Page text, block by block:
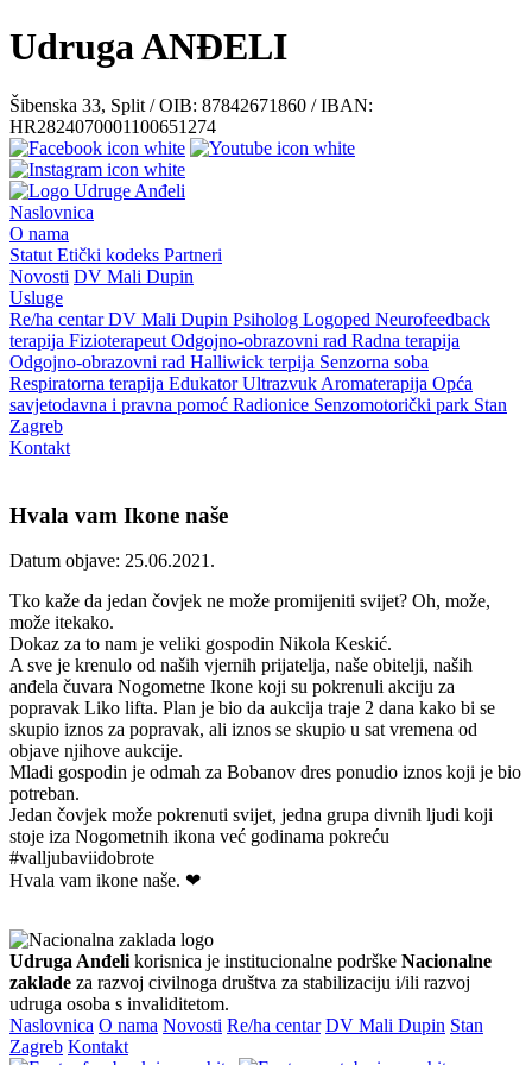
Udruga ANĐELI
Šibenska 33, Split / OIB: 87842671860 / IBAN:
HR2824070001100651274
Naslovnica
O nama
Statut Etički kodeks Partneri
Novosti DV Mali Dupin
Usluge
Re/ha centarDV Mali Dupin Psiholog Logoped Neurofeedback
terapija Fizioterapeut Odgojno-obrazovni rad Radna terapija
Odgojno-obrazovni rad Halliwick terpija Senzorna soba
Respiratorna terapija EdukatorUltrazvuk Aromaterapija Opća
savjetodavna i pravna pomoć Radionice Senzomotorički park Stan
Zagreb
Kontakt
Hvala vam Ikone naše
Datum objave: 25.06.2021.
Tko kaže da jedan čovjek ne može promijeniti svijet? Oh, može,
može itekako.
Dokaz za to nam je veliki gospodin Nikola Keskić.
A sve je krenulo od naših vjernih prijatelja, naše obitelji, naših
anđela čuvara Nogometne Ikone koji su pokrenuli akciju za
popravak Liko lifta. Plan je bio da aukcija traje 2 dana kako bi se
skupio iznos za popravak, ali iznos se skupio u sat vremena od
objave njihove aukcije.
Mladi gospodin je odmah za Bobanov dres ponudio iznos koji je bio
potreban.
Jedan čovjek može pokrenuti svijet, jedna grupa divnih ljudi koji
stoje iza Nogometnih ikona već godinama pokreću
#valljubaviidobrote
Hvala vam ikone naše. ❤
Udruga Anđeli korisnica je institucionalne podrške Nacionalne
zaklade za razvoj civilnoga društva za stabilizaciju i/ili razvoj
udruga osoba s invaliditetom.
Naslovnica O nama Novosti Re/ha centar DV Mali Dupin Stan
Zagreb Kontakt